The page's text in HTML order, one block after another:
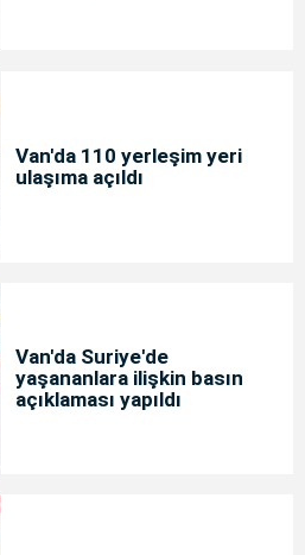
Van'da 110 yerleşim yeri
ulaşıma açıldı
Van'da Suriye'de
yaşananlara ilişkin basın
açıklaması yapıldı